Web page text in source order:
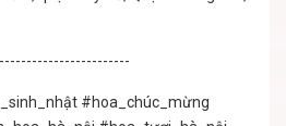
#hoa_chúc_mừng